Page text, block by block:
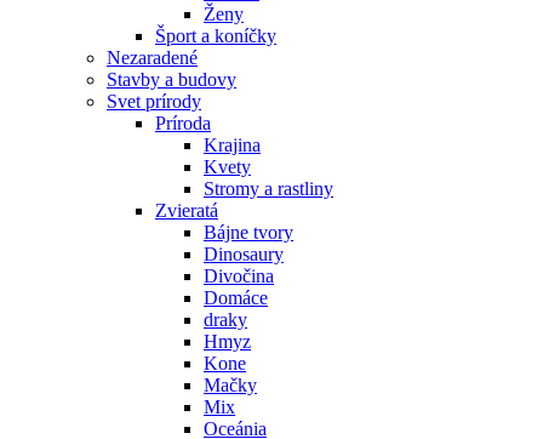
Ženy
Šport a koníčky
Nezaradené
Stavby a budovy
Svet prírody
Príroda
Krajina
Kvety
Stromy a rastliny
Zvieratá
Bájne tvory
Dinosaury
Divočina
Domáce
draky
Hmyz
Kone
Mačky
Mix
Oceánia